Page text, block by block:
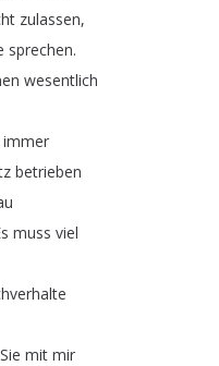
zulassen,
sprechen.
wesentlich
immer
betrieben
muss viel
Sie mit mir